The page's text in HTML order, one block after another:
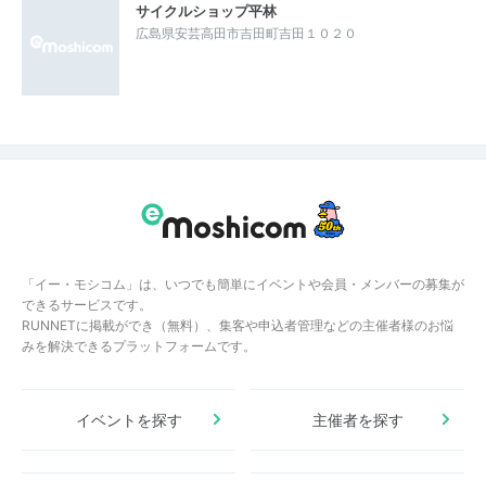
サイクルショップ平林
広島県安芸高田市吉田町吉田１０２０
「イー・モシコム」は、いつでも簡単にイベントや会員・メンバーの募集が
できるサービスです。
RUNNETに掲載ができ（無料）、集客や申込者管理などの主催者様のお悩
みを解決できるプラットフォームです。
イベントを探す 主催者を探す